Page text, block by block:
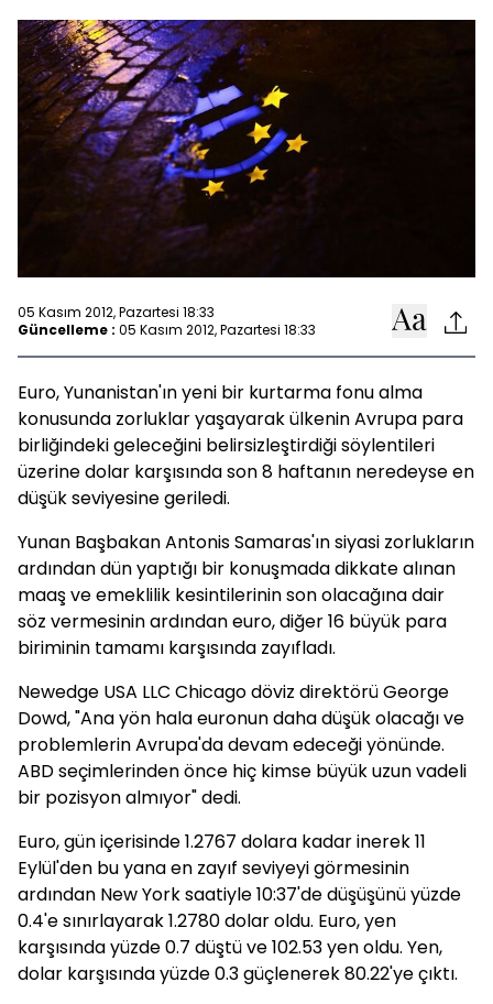
05 Kasım 2012, Pazartesi 18:33
Güncelleme : 05 Kasım 2012, Pazartesi 18:33
Euro, Yunanistan'ın yeni bir kurtarma fonu alma
konusunda zorluklar yaşayarak ülkenin Avrupa para
birliğindeki geleceğini belirsizleştirdiği söylentileri
üzerine dolar karşısında son 8 haftanın neredeyse en
düşük seviyesine geriledi.
Yunan Başbakan Antonis Samaras'ın siyasi zorlukların
ardından dün yaptığı bir konuşmada dikkate alınan
maaş ve emeklilik kesintilerinin son olacağına dair
söz vermesinin ardından euro, diğer 16 büyük para
biriminin tamamı karşısında zayıfladı.
Newedge USA LLC Chicago döviz direktörü George
Dowd, "Ana yön hala euronun daha düşük olacağı ve
problemlerin Avrupa'da devam edeceği yönünde.
ABD seçimlerinden önce hiç kimse büyük uzun vadeli
bir pozisyon almıyor" dedi.
Euro, gün içerisinde 1.2767 dolara kadar inerek 11
Eylül'den bu yana en zayıf seviyeyi görmesinin
ardından New York saatiyle 10:37'de düşüşünü yüzde
0.4'e sınırlayarak 1.2780 dolar oldu. Euro, yen
karşısında yüzde 0.7 düştü ve 102.53 yen oldu. Yen,
dolar karşısında yüzde 0.3 güçlenerek 80.22'ye çıktı.